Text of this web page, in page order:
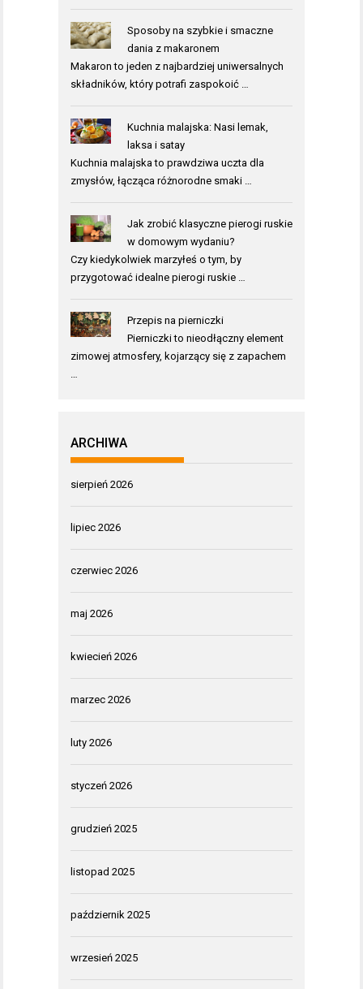
Sposoby na szybkie i smaczne
dania z makaronem
Makaron to jeden z najbardziej uniwersalnych
składników, który potrafi zaspokoić …
Kuchnia malajska: Nasi lemak,
laksa i satay
Kuchnia malajska to prawdziwa uczta dla
zmysłów, łącząca różnorodne smaki …
Jak zrobić klasyczne pierogi ruskie
w domowym wydaniu?
Czy kiedykolwiek marzyłeś o tym, by
przygotować idealne pierogi ruskie …
Przepis na pierniczki
Pierniczki to nieodłączny element
zimowej atmosfery, kojarzący się z zapachem
…
ARCHIWA
sierpień 2026
lipiec 2026
czerwiec 2026
maj 2026
kwiecień 2026
marzec 2026
luty 2026
styczeń 2026
grudzień 2025
listopad 2025
październik 2025
wrzesień 2025